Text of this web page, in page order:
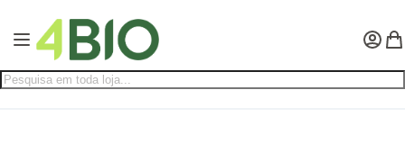
Alternar Nav
Minha